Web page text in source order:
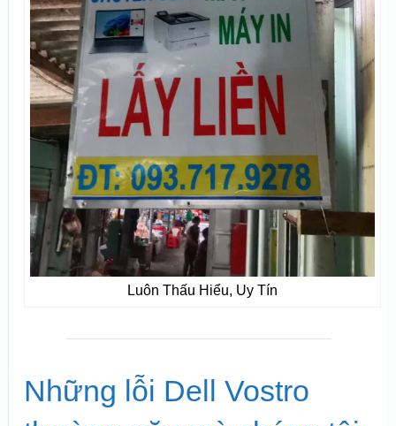
Luôn Thấu Hiểu, Uy Tín
Những lỗi Dell Vostro